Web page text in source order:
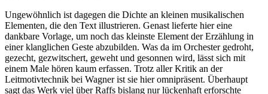
Ungewöhnlich ist dagegen die Dichte an kleinen musikalischen
Elementen, die den Text illustrieren. Genast lieferte hier eine
dankbare Vorlage, um noch das kleinste Element der Erzählung in
einer klanglichen Geste abzubilden. Was da im Orchester gedroht,
gezecht, gezwitschert, geweht und gesonnen wird, lässt sich mit
einem Male hören kaum erfassen. Trotz aller Kritik an der
Leitmotivtechnik bei Wagner ist sie hier omnipräsent. Überhaupt
sagt das Werk viel über Raffs bislang nur lückenhaft erforschte